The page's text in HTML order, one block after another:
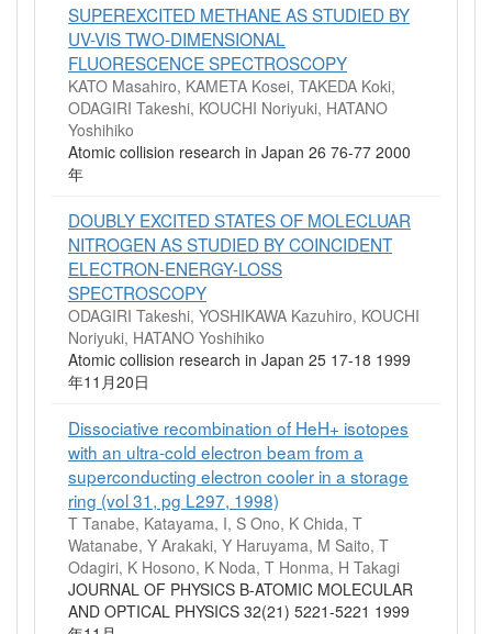
SUPEREXCITED METHANE AS STUDIED BY
UV-VIS TWO-DIMENSIONAL
FLUORESCENCE SPECTROSCOPY
KATO Masahiro, KAMETA Kosei, TAKEDA Koki,
ODAGIRI Takeshi, KOUCHI Noriyuki, HATANO
Yoshihiko
Atomic collision research in Japan 26 76-77 2000
年
DOUBLY EXCITED STATES OF MOLECLUAR
NITROGEN AS STUDIED BY COINCIDENT
ELECTRON-ENERGY-LOSS
SPECTROSCOPY
ODAGIRI Takeshi, YOSHIKAWA Kazuhiro, KOUCHI
Noriyuki, HATANO Yoshihiko
Atomic collision research in Japan 25 17-18 1999
年11月20日
Dissociative recombination of HeH+ isotopes
with an ultra-cold electron beam from a
superconducting electron cooler in a storage
ring (vol 31, pg L297, 1998)
T Tanabe, Katayama, I, S Ono, K Chida, T
Watanabe, Y Arakaki, Y Haruyama, M Saito, T
Odagiri, K Hosono, K Noda, T Honma, H Takagi
JOURNAL OF PHYSICS B-ATOMIC MOLECULAR
AND OPTICAL PHYSICS 32(21) 5221-5221 1999